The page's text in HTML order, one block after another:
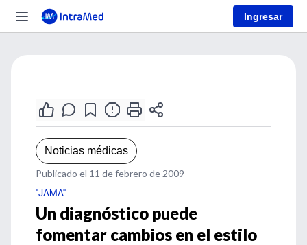
Ingresar
Noticias médicas
Publicado el 11 de febrero de 2009
"JAMA"
Un diagnóstico puede
fomentar cambios en el estilo